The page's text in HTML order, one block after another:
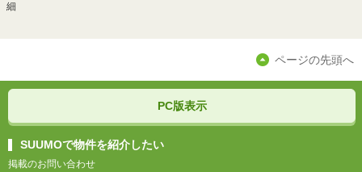
細
ページの先頭へ
PC版表示
SUUMOで物件を紹介したい
掲載のお問い合わせ